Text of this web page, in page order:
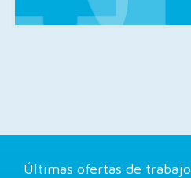
Últimas ofertas de trabajo